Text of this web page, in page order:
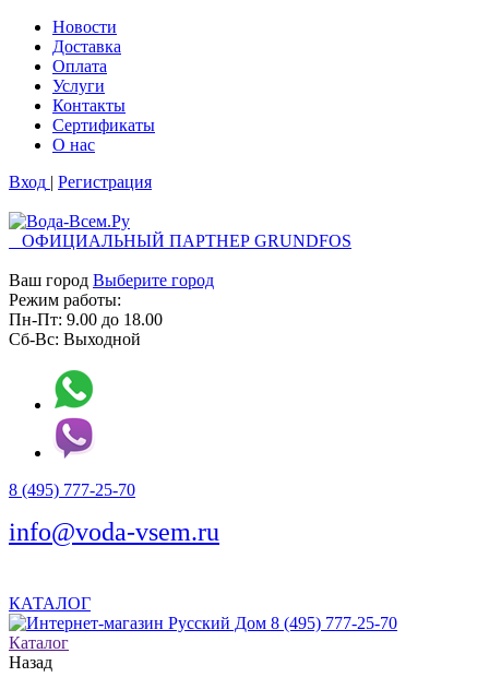
Новости
Доставка
Оплата
Услуги
Контакты
Cертификаты
О нас
Вход | Регистрация
ОФИЦИАЛЬНЫЙ ПАРТНЕР GRUNDFOS
Ваш город Выберите город
Режим работы:
Пн-Пт: 9.00 до 18.00
Сб-Вс: Выходной
8 (495) 777-25-70
info@voda-vsem.ru
КАТАЛОГ
8 (495) 777-25-70
Каталог
Назад